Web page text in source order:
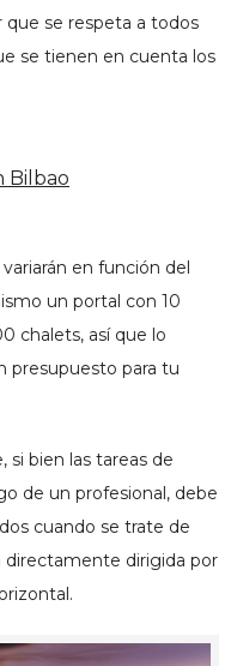
que se respeta a todos
se tienen en cuenta los
Bilbao
en función del
un portal con 10
chalets, así que lo
presupuesto para tu
bien las tareas de
de un profesional, debe
cuando se trate de
directamente dirigida por